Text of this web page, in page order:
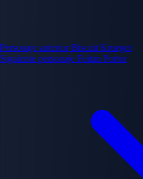
Personaje anterior Biscuit Krueger
Siguiente personaje Feitan Portor